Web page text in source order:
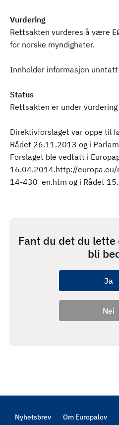
Vurdering
Rettsakten vurderes å være
for norske myndigheter.
Innholder informasjon
Status
Rettsakten er under
Direktivforslaget var oppe til
Rådet 26.11.2013 og i
Forslaget ble vedtatt i
16.04.2014.http://
14-430_en.htm og i Rådet
Fant du det du
bli
Nyhetsbrev Om Europalov